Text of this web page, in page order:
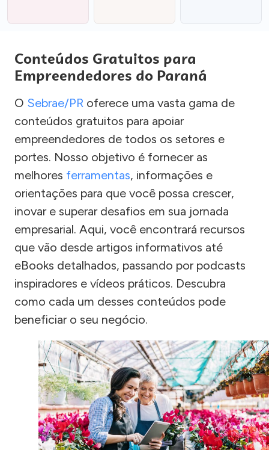
Conteúdos Gratuitos para
Empreendedores do Paraná
O Sebrae/PR oferece uma vasta gama de
conteúdos gratuitos para apoiar
empreendedores de todos os setores e
portes. Nosso objetivo é fornecer as
melhores ferramentas, informações e
orientações para que você possa crescer,
inovar e superar desafios em sua jornada
empresarial. Aqui, você encontrará recursos
que vão desde artigos informativos até
eBooks detalhados, passando por podcasts
inspiradores e vídeos práticos. Descubra
como cada um desses conteúdos pode
beneficiar o seu negócio.